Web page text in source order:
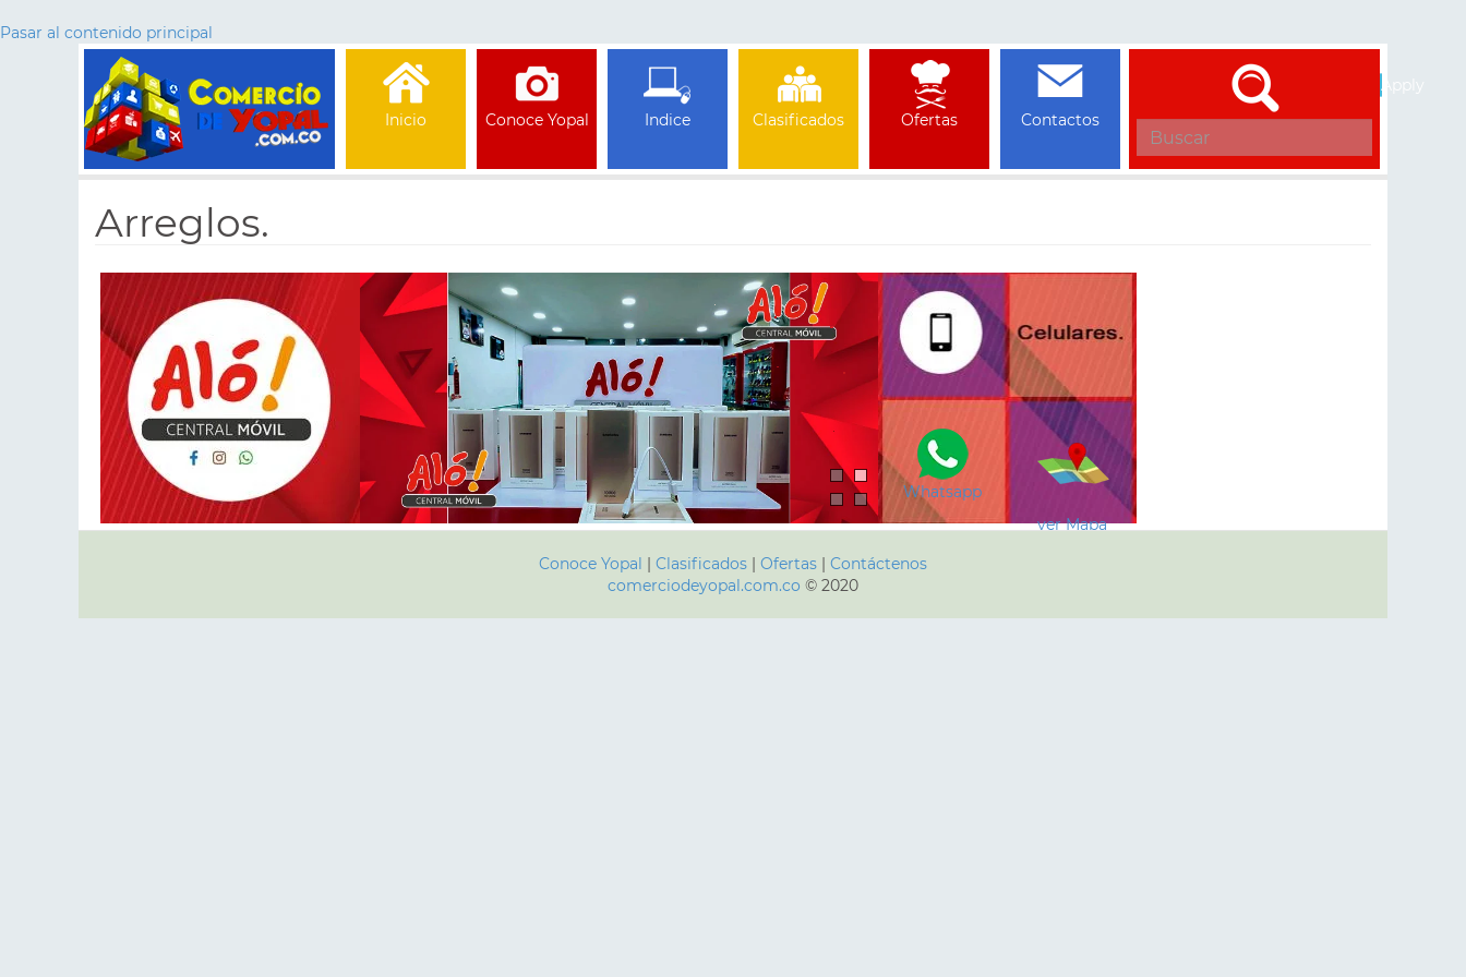
Pasar al contenido principal
Inicio Conoce Yopal Indice Clasificados Ofertas Contactos
Apply
Arreglos.
Whatsapp
ver Mapa
Conoce Yopal | Clasificados | Ofertas | Contáctenos
comerciodeyopal.com.co © 2020